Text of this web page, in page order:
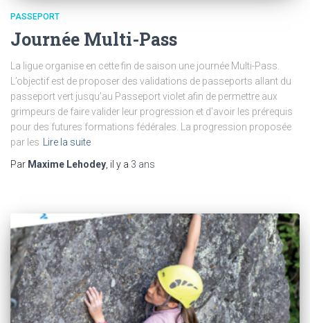
PASSEPORT
Journée Multi-Pass
La ligue organise en cette fin de saison une journée Multi-Pass.
L’objectif est de proposer des validations de passeports allant du
passeport vert jusqu’au Passeport violet afin de permettre aux
grimpeurs de faire valider leur progression et d’avoir les prérequis
pour des futures formations fédérales. La progression proposée
par les Lire la suite
Par Maxime Lehodey, il y a 3 ans